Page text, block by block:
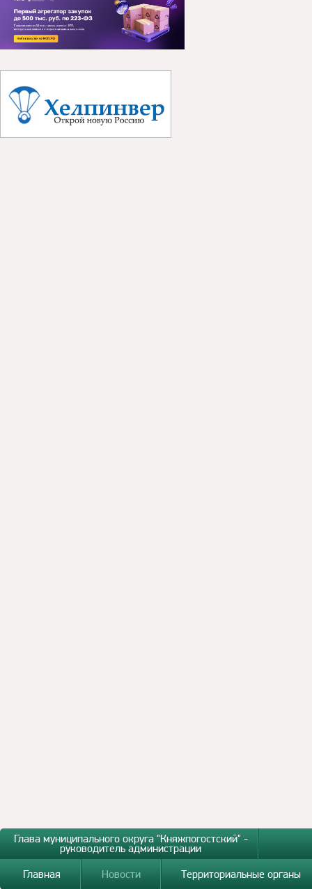
Глава муниципального округа "Княжпогостский" -
руководитель администрации
Главная
Новости Территориальные органы